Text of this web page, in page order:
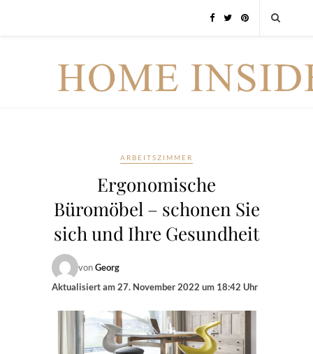
ARBEITSZIMMER
Ergonomische
Büromöbel – schonen Sie
sich und Ihre Gesundheit
vonGeorg
Aktualisiert am27. November 2022 um 18:42 Uhr